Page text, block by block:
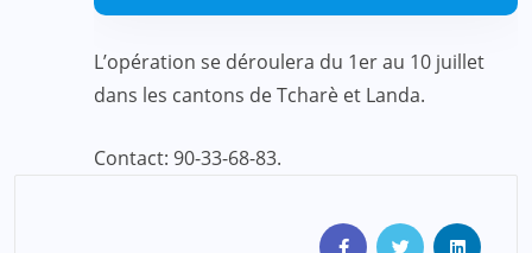
L’opération se déroulera du 1er au 10 juillet
dans les cantons de Tcharè et Landa.
Contact: 90-33-68-83.